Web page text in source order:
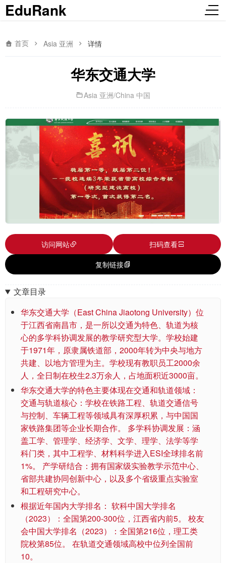
EduRank
首页 Asia 亚洲 详情
华东交通大学
Asia 亚洲/China 中国
访问网站
扫码查看
复制链接
文章目录
华东交通大学（East China Jiaotong University）位
于江西省南昌市，是一所以交通为特色、轨道为核
心的多学科协调发展的教学研究型大学。学校始建
于1971年，原隶属铁道部，2000年转为中央与地方
共建、以地方管理为主。学校现有教职员工2000余
人，全日制在校生2.3万余人，占地面积近3000亩。
华东交通大学的特色主要体现在交通和轨道领域：
交通与轨道核心：学校在铁路工程、轨道交通信号
与控制、车辆工程等领域具有深厚积累，与中国国
家铁路集团等企业长期合作。 多学科协调发展：涵
盖工学、管理学、经济学、文学、理学、法学等学
科门类，其中工程学、材料科学进入ESI全球排名前
1%。 产学研结合：拥有国家级实验教学示范中心、
省部共建协同创新中心，以及多个省级重点实验室
和工程研究中心。
根据近年国内大学排名： 软科中国大学排名
（2023）：全国第200-300位，江西省内前5。 校友
会中国大学排名（2023）：全国第216位，理工类
院校第85位。 在轨道交通领域高校中位列全国前
10。